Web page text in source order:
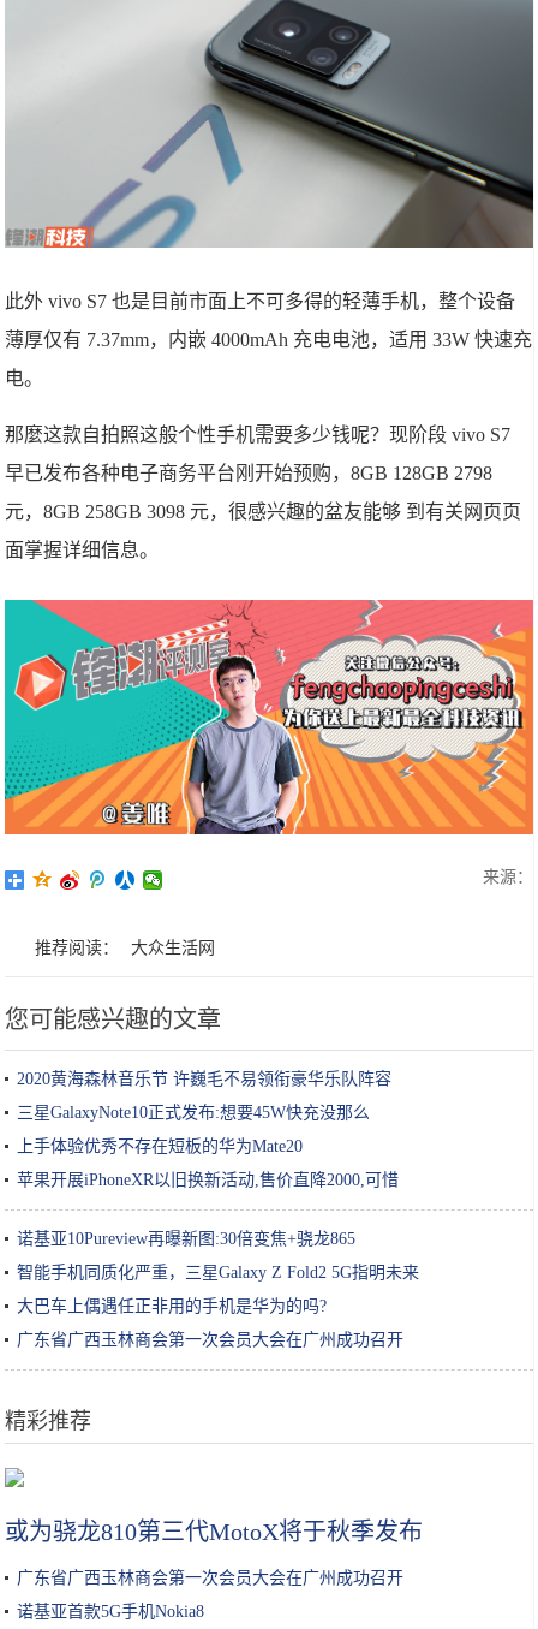
此外 vivo S7 也是目前市面上不可多得的轻薄手机，整个设备
薄厚仅有 7.37mm，内嵌 4000mAh 充电电池，适用 33W 快速充
电。
那麼这款自拍照这般个性手机需要多少钱呢？现阶段 vivo S7
早已发布各种电子商务平台刚开始预购，8GB 128GB 2798
元，8GB 258GB 3098 元，很感兴趣的盆友能够 到有关网页页
面掌握详细信息。
来源：
推荐阅读： 大众生活网
您可能感兴趣的文章
2020黄海森林音乐节 许巍毛不易领衔豪华乐队阵容
三星GalaxyNote10正式发布:想要45W快充没那么
上手体验优秀不存在短板的华为Mate20
苹果开展iPhoneXR以旧换新活动,售价直降2000,可惜
诺基亚10Pureview再曝新图:30倍变焦+骁龙865
智能手机同质化严重，三星Galaxy Z Fold2 5G指明未来
大巴车上偶遇任正非用的手机是华为的吗?
广东省广西玉林商会第一次会员大会在广州成功召开
精彩推荐
或为骁龙810第三代MotoX将于秋季发布
广东省广西玉林商会第一次会员大会在广州成功召开
诺基亚首款5G手机Nokia8